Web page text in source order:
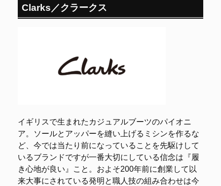
Clarks／クラークス
イギリスで生まれたカジュアルブーツのパイオニ
ア。ソールとアッパーを縫い上げるミシンを作るな
ど、今では当たり前になっていることを先駆けして
いるブランドですが一番大切にしている信念は『履
き心地が良い』こと。およそ200年前に創業して以
来大事にされている発明と職人技の組み合わせは今